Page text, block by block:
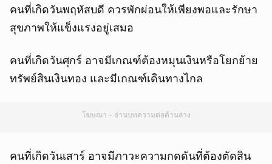
คนที่เกิดวันพฤหัสบดี ควรพักผ่อนให้เพียงพอและรักษา
สุขภาพให้แข็งแรงอยู่เสมอ
คนที่เกิดวันศุกร์ อาจมีเกณฑ์ต้องหมุนเงินหรือโยกย้าย
ทรัพย์สินเงินทอง และมีเกณฑ์เดินทางไกล
โฆษณา - อ่านบทความต่อด้านล่าง
คนที่เกิดวันเสาร์ อาจมีภาวะความกดดันที่ต้องตัดสิน